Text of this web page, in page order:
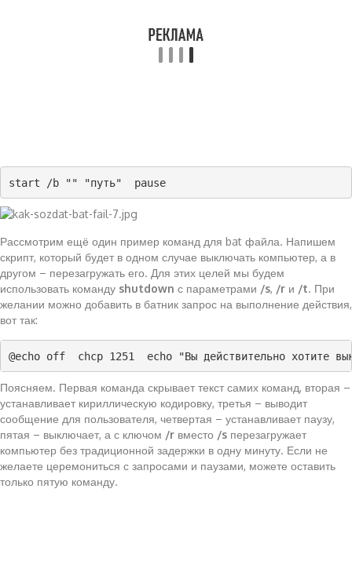
start /b "" "путь"  pause
Рассмотрим ещё один пример команд для bat файла. Напишем
скрипт, который будет в одном случае выключать компьютер, а в
другом – перезагружать его. Для этих целей мы будем
использовать команду shutdown с параметрами /s, /r и /t. При
желании можно добавить в батник запрос на выполнение действия,
вот так:
@echo off  chcp 1251  echo "Вы действительно хотите
Поясняем. Первая команда скрывает текст самих команд, вторая –
устанавливает кириллическую кодировку, третья – выводит
сообщение для пользователя, четвертая – устанавливает паузу,
пятая – выключает, а с ключом /r вместо /s перезагружает
компьютер без традиционной задержки в одну минуту. Если не
желаете церемониться с запросами и паузами, можете оставить
только пятую команду.